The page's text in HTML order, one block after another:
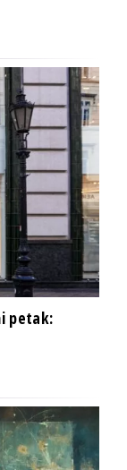
petak: